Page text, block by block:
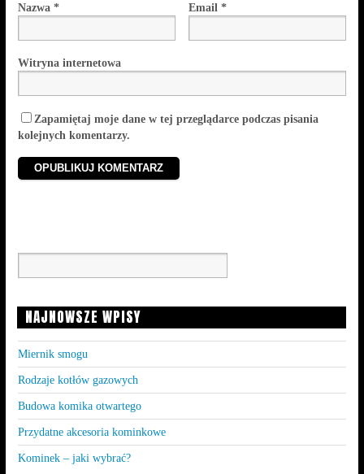
Nazwa * Email*
Witryna internetowa
Zapamiętaj moje dane w tej przeglądarce podczas pisania
kolejnych komentarzy.
NAJNOWSZE WPISY
Miernik smogu
Rodzaje kotłów gazowych
Budowa komika otwartego
Przydatne akcesoria kominkowe
Kominek – jaki wybrać?